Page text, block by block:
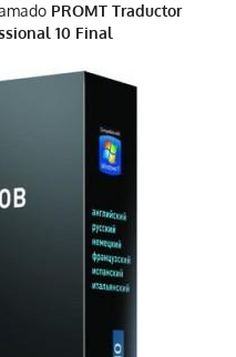
PROMT Traductor
10 Final